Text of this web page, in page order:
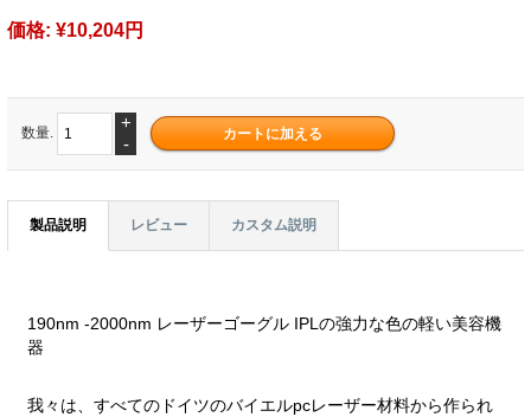
価格: ¥10,204円
数量.
+
-
製品説明 レビュー カスタム説明
190nm -2000nm レーザーゴーグル IPLの強力な色の軽い美容機
器
我々は、すべてのドイツのバイエルpcレーザー材料から作られ